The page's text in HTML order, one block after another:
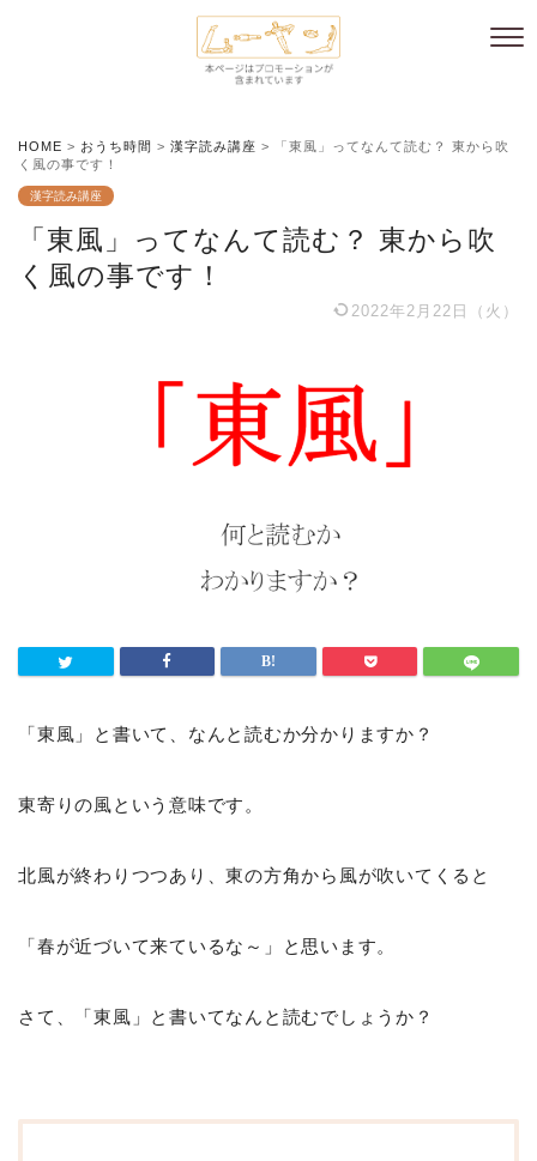
HOME > おうち時間 > 漢字読み講座 >
「東風」ってなんて読む？ 東から吹
く風の事です！
漢字読み講座
「東風」ってなんて読む？ 東から吹
く風の事です！
2022年2月22日（火）
「東風」と書いて、なんと読むか分かりますか？
東寄りの風という意味です。
北風が終わりつつあり、東の方角から風が吹いてくると
「春が近づいて来ているな～」と思います。
さて、「東風」と書いてなんと読むでしょうか？